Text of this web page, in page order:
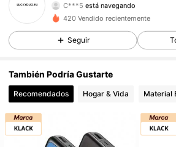
C***5 está navegando
4,75
124 Seguidores
4,75 124 Seguidores
4,75 124 Seguidores
420 Vendido recientemente
Seguir
También Podría Gustarte
Recomendados Hogar & Vida Material